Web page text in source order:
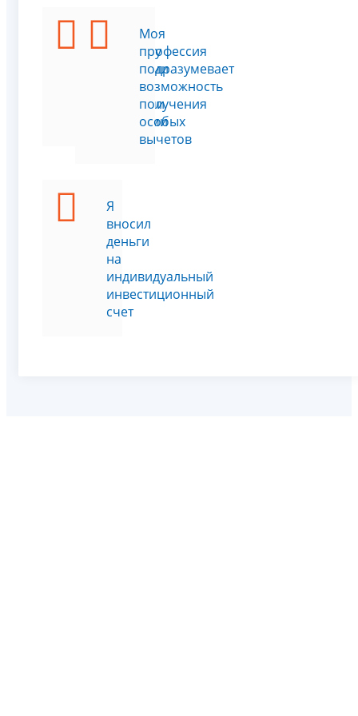
провожу
операции
ценными
бумагами
Моя
профессия
подразумевает
возможность
получения
особых
вычетов
Я
вносил
деньги
на
индивидуальный
инвестиционный
счет